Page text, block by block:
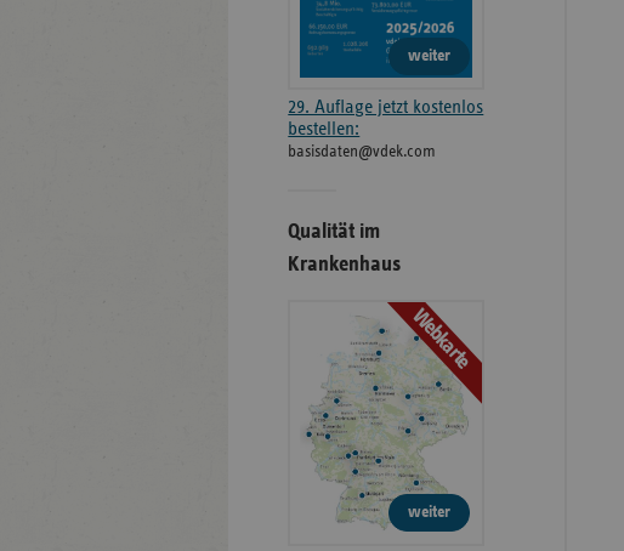
weiter
29. Auflage jetzt kostenlos
bestellen:
basisdaten@vdek.com
Qualität im
Krankenhaus
Webkarte
weiter